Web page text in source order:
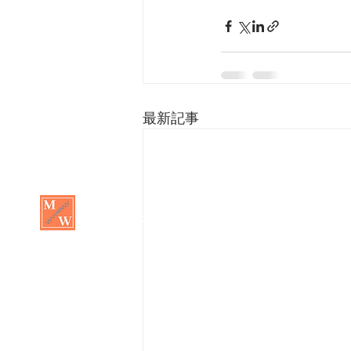
最新記事